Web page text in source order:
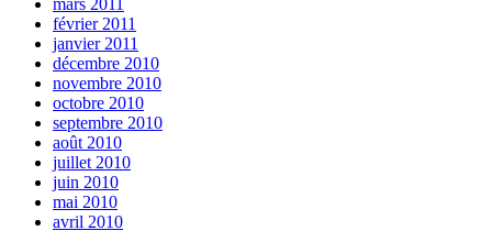
février 2011
janvier 2011
décembre 2010
novembre 2010
octobre 2010
septembre 2010
août 2010
juillet 2010
juin 2010
mai 2010
avril 2010